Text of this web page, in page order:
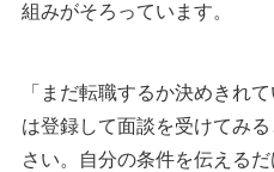
組みがそろっています。
「まだ転職するか決めきれ
は登録して面談を受けてみ
さい。自分の条件を伝える